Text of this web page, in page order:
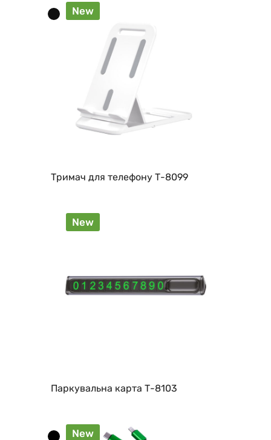
New
Тримач для телефону Т-8099
New
Паркувальна карта Т-8103
New